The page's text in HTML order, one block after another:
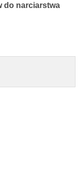
do narciarstwa